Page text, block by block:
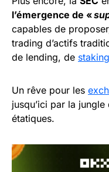
l’émergence de «
capables de
trading d’actifs
de lending, de staking
Un rêve pour les
jusqu’ici par la
étatiques.